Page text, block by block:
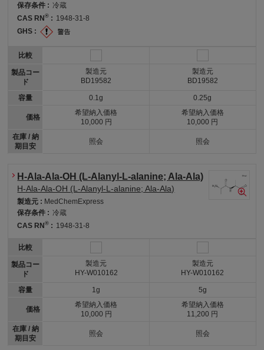
保存条件 : 冷蔵
CAS RN® : 1948-31-8
GHS :
比較
製品コー
ド
容量
価格
在庫 / 納
期目安
製造元
BD19582
0.1g
希望納入価格
10,000 円
照会
製造元
BD19582
0.25g
希望納入価格
10,000 円
照会
H-Ala-Ala-OH (L-Alanyl-L-alanine; Ala-Ala)
H-Ala-Ala-OH (L-Alanyl-L-alanine; Ala-Ala)
製造元 : MedChemExpress
保存条件 : 冷蔵
CAS RN® : 1948-31-8
比較
製品コー
ド
容量
価格
在庫 / 納
期目安
製造元
HY-W010162
1g
希望納入価格
10,000 円
照会
製造元
HY-W010162
5g
希望納入価格
11,200 円
照会